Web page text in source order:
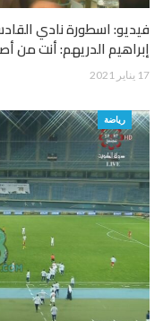
فيديو: اسطورة نادي
إبراهيم الدريهم: أنت من
17 يناير 2021
رياضة